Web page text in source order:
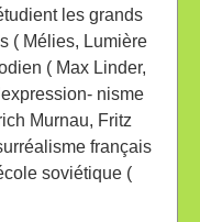
les grands
( Mélies, Lumière
( Max Linder,
nisme
Murnau, Fritz
français
soviétique (